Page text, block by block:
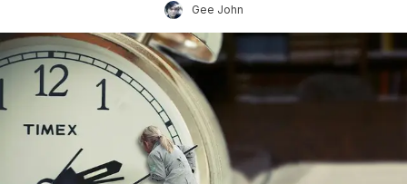
Gee John